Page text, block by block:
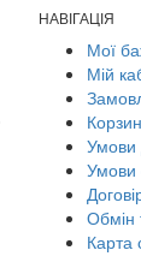
НАВІГАЦІЯ
Мої
Мій
Умови
Умови
Обмін
Карта